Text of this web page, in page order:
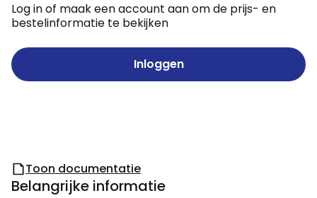
Log in of maak een account aan om de prijs- en
bestelinformatie te bekijken
Inloggen
Toon documentatie
Belangrijke informatie